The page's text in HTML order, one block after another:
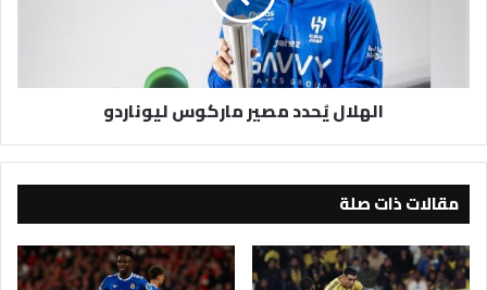
الهلال يُحدد مصير ماركوس ليوناردو
مقالات ذات صلة